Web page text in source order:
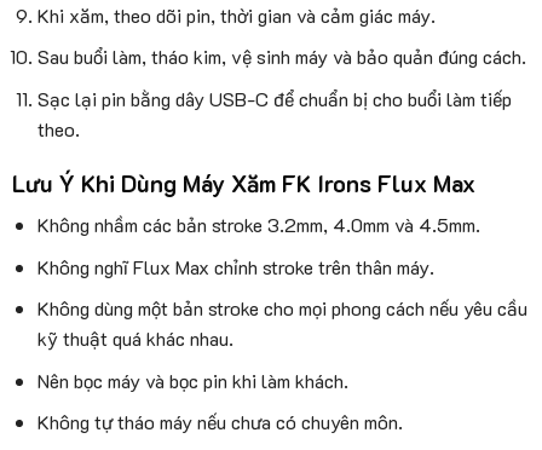
Khi xăm, theo dõi pin, thời gian và cảm giác máy.
Sau buổi làm, tháo kim, vệ sinh máy và bảo quản đúng cách.
Sạc lại pin bằng dây USB-C để chuẩn bị cho buổi làm tiếp
theo.
Lưu Ý Khi Dùng Máy Xăm FK Irons Flux Max
Không nhầm các bản stroke 3.2mm, 4.0mm và 4.5mm.
Không nghĩ Flux Max chỉnh stroke trên thân máy.
Không dùng một bản stroke cho mọi phong cách nếu yêu cầu
kỹ thuật quá khác nhau.
Nên bọc máy và bọc pin khi làm khách.
Không tự tháo máy nếu chưa có chuyên môn.